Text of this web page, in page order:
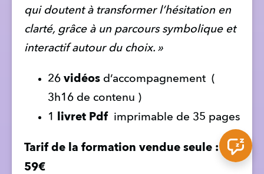
qui doutent à transformer l’hésitation en
clarté, grâce à un parcours symbolique et
interactif autour du choix. »
26 vidéos d’accompagnement  (
3h16 de contenu )
1
livret Pdf imprimable de 35 pages
Tarif de la formation vendue seule :
59€